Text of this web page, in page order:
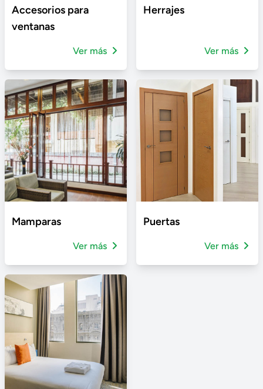
Accesorios para
ventanas
Ver más
Herrajes
Ver más
Mamparas
Ver más
Puertas
Ver más